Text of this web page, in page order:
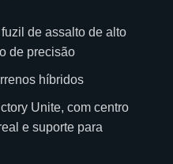
de assalto de alto
de precisão
híbridos
Unite, com centro
e suporte para